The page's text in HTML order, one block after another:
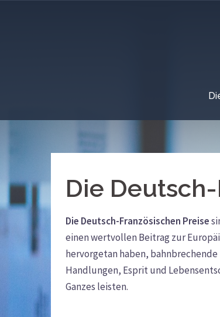
Die
Die Deutsch-Französischen Preise
einen wertvollen Beitrag zur
hervorgetan haben,
Handlungen, Esprit und
Ganzes leisten.